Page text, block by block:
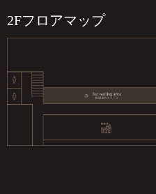
2Fフロアマップ